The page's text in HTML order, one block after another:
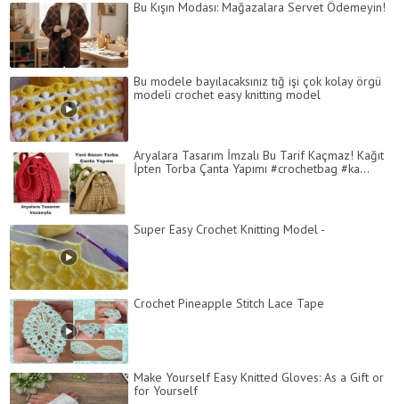
Bu Kışın Modası: Mağazalara Servet Ödemeyin!
Bu modele bayılacaksınız tığ işi çok kolay örgü
modeli crochet easy knitting model
Aryalara Tasarım İmzalı Bu Tarif Kaçmaz! Kağıt
İpten Torba Çanta Yapımı #crochetbag #ka...
Super Easy Crochet Knitting Model -
Crochet Pineapple Stitch Lace Tape
Make Yourself Easy Knitted Gloves: As a Gift or
for Yourself